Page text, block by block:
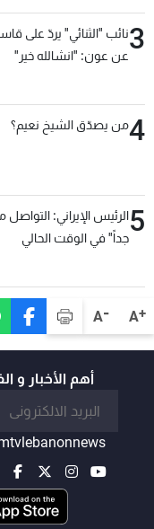
A+
A-
3نائب "الثنائي" يردّ على
عن عون: "انشالله خير"
4من يصدّق الشيخ نعيم؟
5الرئيس الإيراني:
جداً" في الوقت الحالي
أهم الأخبار و